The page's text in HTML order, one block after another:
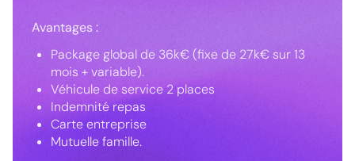
Avantages :
Package global de 36k€ (fixe de 27k€ sur 13
mois + variable).
Véhicule de service 2 places
Indemnité repas
Carte entreprise
Mutuelle famille.